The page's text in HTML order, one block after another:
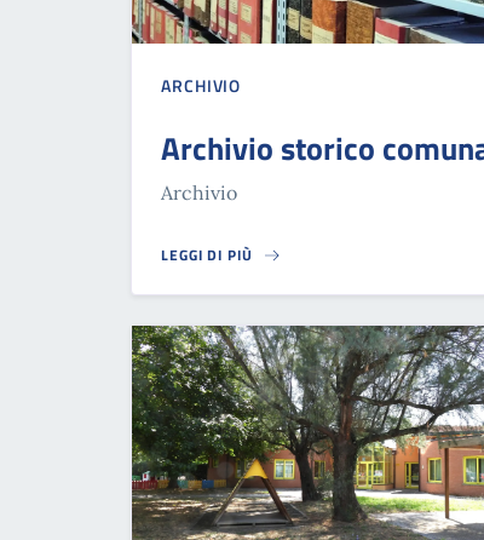
ARCHIVIO
Archivio storico
Archivio
LEGGI DI PIÙ
ARCHIVIO STORICO COMUNALE